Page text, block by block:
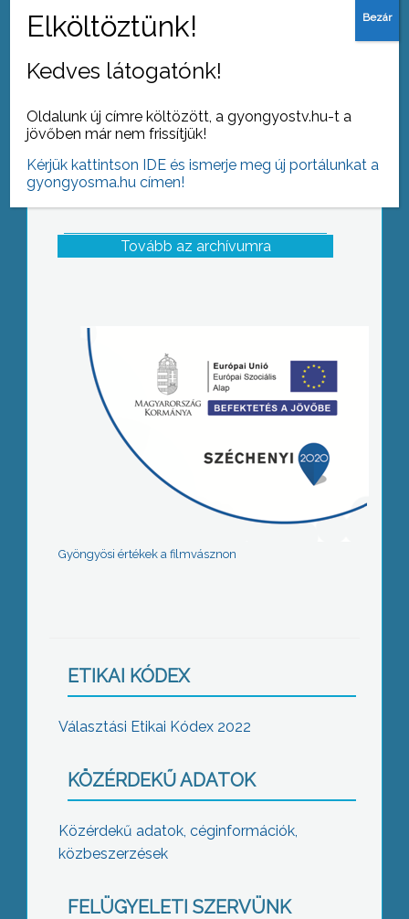
Gyöngyöspatán
Tovább az archívumra
Gyöngyösi értékek a filmvásznon
ETIKAI KÓDEX
Választási Etikai Kódex 2022
KÖZÉRDEKŰ ADATOK
Közérdekű adatok, céginformációk,
közbeszerzések
FELÜGYELETI SZERVÜNK
Kedves látogatónk!
Oldalunk új címre költözött, a gyongyostv.hu-t a
jövőben már nem frissítjük!
Kérjük kattintson IDE és ismerje meg új portálunkat a
gyongyosma.hu címen!